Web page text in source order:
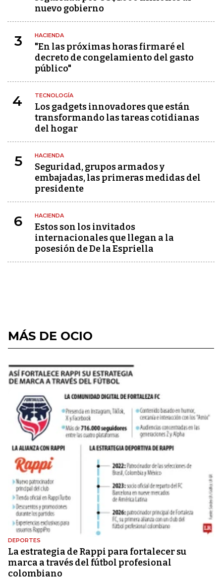
nuevo gobierno
3 HACIENDA
"En las próximas horas firmaré el
decreto de congelamiento del gasto
público"
4 TECNOLOGÍA
Los gadgets innovadores que están
transformando las tareas cotidianas
del hogar
5 HACIENDA
Seguridad, grupos armados y
embajadas, las primeras medidas del
presidente
6 HACIENDA
Estos son los invitados
internacionales que llegan a la
posesión de De la Espriella
MÁS DE OCIO
DEPORTES
La estrategia de Rappi para fortalecer su
marca a través del fútbol profesional
colombiano